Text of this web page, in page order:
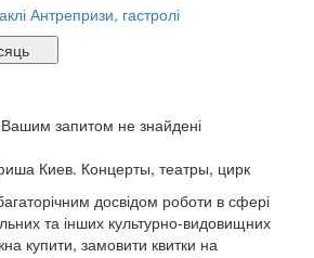
Антрепризи, гастролі
Вашим запитом не знайдені
досвідом роботи в сфері
та інших культурно-видовищних
купити, замовити квитки на